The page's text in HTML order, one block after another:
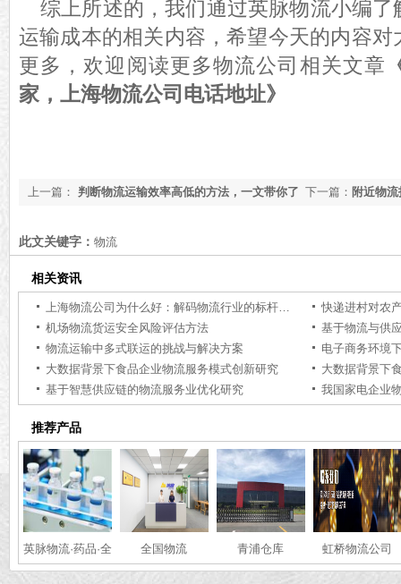
综上所述的，我们通过英脉物流小编
运输成本的相关内容，希望今天的内容
更多，欢迎阅读更多物流公司相关文章
家，上海物流公司电话地址》
下一篇： 附近物
上一篇： 判断物流运输效率高低的方法，一文带你了
此文关键字： 物流
相关资讯
上海物流公司为什么好：解码物流行业的标杆力量【行业百科】
快递进村对农
机场物流货运安全风险评估方法
基于物流与供
物流运输中多式联运的挑战与解决方案
电子商务环境
大数据背景下食品企业物流服务模式创新研究
大数据背景下
基于智慧供应链的物流服务业优化研究
推荐产品
英脉物流·药品·全
国冷链运输
全国物流 青浦仓库 虹桥物流公司